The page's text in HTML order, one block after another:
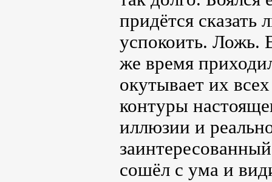
придётся
успокоить. Ложь.
же время
окутывает их
контуры
иллюзии и
сошёл с ума и